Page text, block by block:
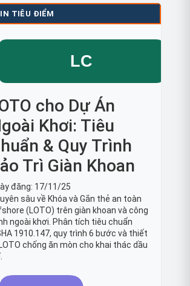
TIÊU ĐIỂM
cho Dự Án
Khơi: Tiêu
& Quy Trình
Trì Giàn Khoan
đăng: 17/11/25
sâu về Khóa và Gắn thẻ an toàn
(LOTO) trên giàn khoan và công
ngoài khơi. Phân tích tiêu chuẩn
1910.147, quy trình 6 bước và thiết
chống ăn mòn cho khai thác dầu